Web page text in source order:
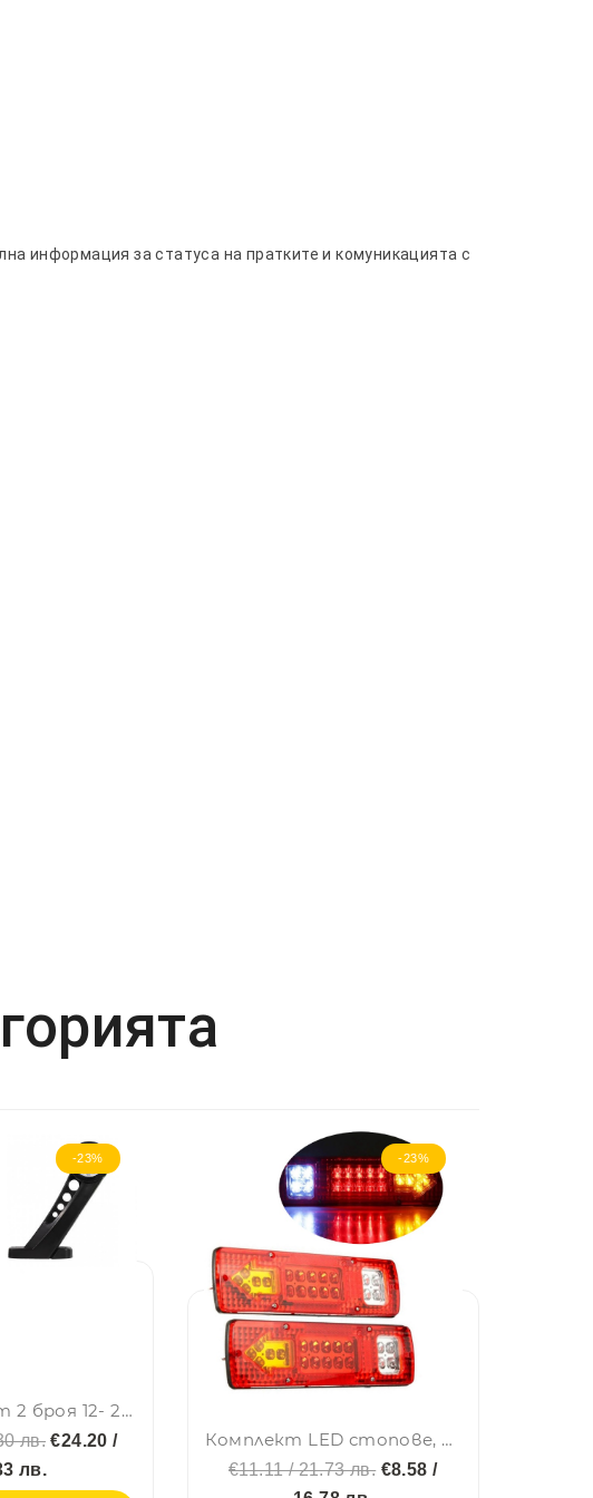
информация за статуса на пратките и комуникацията с
-23%
Комплект от 2 броя 12- 24V LED ЛЕД рогчета странични габаритни светлини въртящи се за камион ремарке платформа каравана и др. бяло-червено
лв. €24.20 /
лв.
-23%
Комплект LED стопове, стоп светлина с мигач, задна светлина, 12v за камион бус ТИР, ремарке, каравана 29 x 8 cm
€11.11 / 21.73 лв.€8.58 /